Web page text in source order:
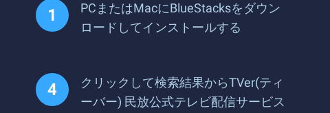
PCまたはMacにBlueStacksをダウン
ロードしてインストールする
クリックして検索結果からTVer(ティ
ーバー) 民放公式テレビ配信サービス